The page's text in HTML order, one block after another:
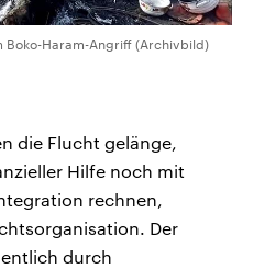
Boko-Haram-Angriff (Archivbild)
die Flucht gelänge,
Hilfe noch mit
rechnen,
Der
durch